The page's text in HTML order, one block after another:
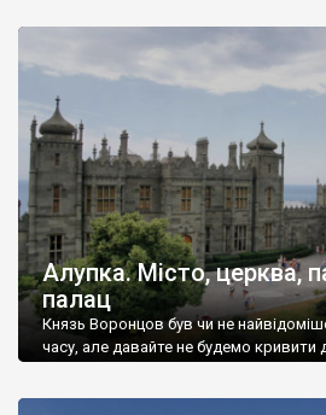
Алупка. Місто, церква,
палац
Князь Воронцов був чи не
часу, але давайте не будемо